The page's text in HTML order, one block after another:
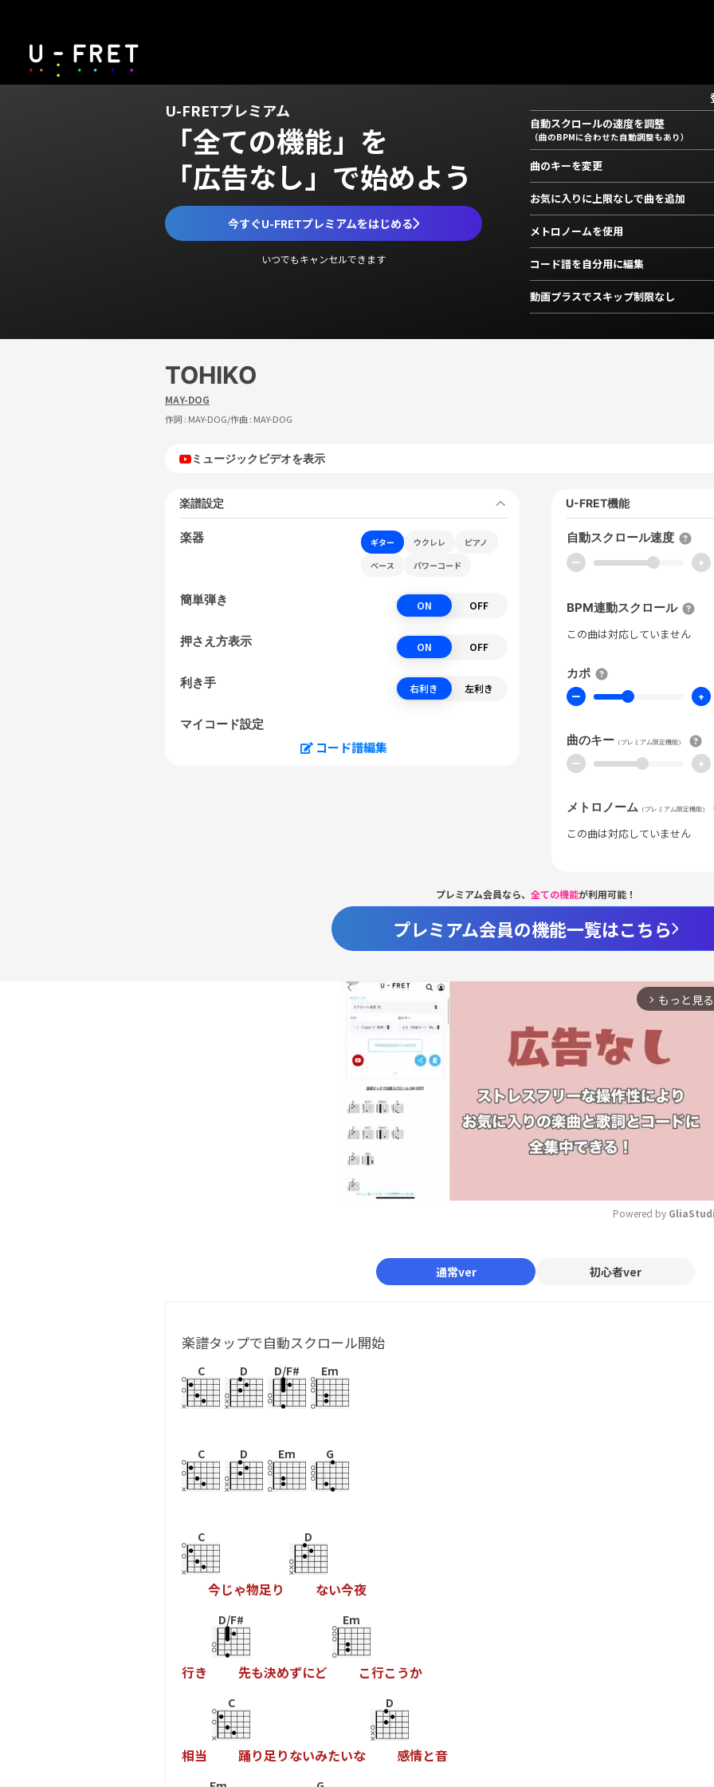
U-FRETプレミアム
「全ての機能」を
「広告なし」で始めよう
今すぐU-FRETプレミアムをはじめる
いつでもキャンセルできます
自動スクロールの速度を調整
（曲のBPMに合わせた自動調整もあり）
曲のキーを変更
お気に入りに上限なしで曲を追加
メトロノームを使用
コード譜を自分用に編集
動画プラスでスキップ制限なし
TOHIKO
MAY-DOG
作詞 : MAY-DOG/作曲 : MAY-DOG
ミュージックビデオを表示
楽譜設定
楽器 ギター ウクレレ
ピアノ
ベース
パワーコード
簡単弾き ON OFF
押さえ方表示 ON OFF
利き手 右利き 左利き
マイコード設定
コード譜編集
U-FRET機能
自動スクロール速度
ー +
BPM連動スクロール
この曲は対応していません
カポ
ー +
曲のキー （プレミアム限定機能）
ー +
メトロノーム （プレミアム限定機能）
この曲は対応していません
プレミアム会員なら、 全ての機能が利用可能！
プレミアム会員の機能一覧はこちら
arrow_forward_ios もっと見る
Powered by
通常ver 初心者ver
楽譜タップで自動スクロール開始
C D D/F# Em
C D Em G
C
今じゃ物足り
D
ない今夜
行き
D/F#
先も決めずにど
Em
こ行こ うか
相当
C
踊り足りないみたいな
D
感情と音